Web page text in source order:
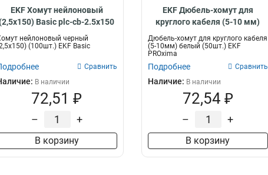
EKF Хомут нейлоновый
Basic plc-cb-2.5x150
нейлоновый черный
(100шт.) EKF Basic
Сравнить
В наличии
72,51 ₽
– +
В корзину
EKF Дюбель-хомут для
круглого кабеля (5-10 мм)
PROxima plc-ncs50-5x10w
Дюбель-хомут для круглого кабеля
(5-10мм) белый (50шт.) EKF
PROxima
Подробнее Сравнить
Наличие: В наличии
72,54 ₽
– +
В корзину